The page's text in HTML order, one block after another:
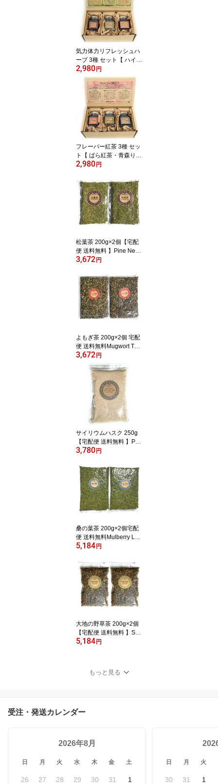
ー 母の日 クリスマス お
礼 お祝い 誕生日プレゼ
ント 女性 女友達 おしゃ
れ 】
気力体力リフレッシュハ
ーブ 3種 セット【 ハイビ
スカス・レモングラス・
ローズヒップ 】ギフト
健康茶ギャラリー【 誕生
日 ホワイトデー 母の日
クリスマス お礼 お祝い
誕生日プレゼント 女性
女友達 おしゃれ 】
2,980 円
フレーバー紅茶 3種 セッ
ト【 ばら紅茶・青森りん
ごのフルーツ 紅茶・ライ
ギャラリー【 誕生日 ホ
ワイトデー 母の日 クリ
スマス お礼 お祝い 誕生
日プレゼント 女性 女友
達 おしゃれ 】
2,980 円
松葉茶 200g×2個【宅配
便 送料無料 】Pine Need
le Tea【 国産 赤松の葉
3,672 円
よもぎ茶 200g×2個 宅配
便 送料無料Mugwort Tea
国産 よもぎ ヨモギの葉
ヨモギ茶
3,672 円
サイリウムハスク 250g
【宅配便 送料無料 】Psy
llium husk【 ダイエット
スク / プランタゴ・オバ
タ種皮 】
3,780 円
桑の葉茶 200g×2個宅配
便 送料無料Mulberry Lea
f Tea 日本産 桑の葉 桑茶
5,184 円
大地の野草茶 200g×2個
【宅配便 送料無料 】Spe
cially Selected Wild Herb
柿の葉、桑の葉、はと
麦、カモミール のブレン
5,184 円
もっと見る
受注・発送カレンダー
2026年8月
日 月 火 水 木 金 土
26 27 28 29 30 31 1
日 月 火
30 31 1